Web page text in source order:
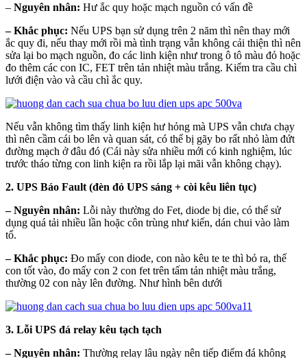
– Nguyên nhân: Hư ắc quy hoặc mạch nguồn có vấn đề
– Khắc phục: Nếu UPS bạn sử dụng trên 2 năm thì nên thay mới
ắc quy đi, nếu thay mới rồi mà tình trạng vẫn không cải thiện thì nên
sửa lại bo mạch nguồn, đo các linh kiện như trong ô tô màu đỏ hoặc
đo thêm các con IC, FET trên tản nhiệt màu trắng. Kiểm tra cầu chì
lưới điện vào và cầu chì ắc quy.
Nếu vẫn không tìm thấy linh kiện hư hỏng mà UPS vẫn chưa chạy
thì nên cầm cái bo lên và quan sát, có thể bị gãy bo rất nhỏ làm đứt
đường mạch ở đâu đó (Cái này sửa nhiều mới có kinh nghiệm, lúc
trước tháo từng con linh kiện ra rồi lắp lại mãi vẫn không chạy).
2. UPS Báo Fault (đèn đỏ UPS sáng + còi kêu liên tục)
– Nguyên nhân: Lỗi này thường do Fet, diode bị die, có thể sử
dụng quá tải nhiều lần hoặc côn trùng như kiến, dán chui vào làm
tổ.
– Khắc phục: Đo mấy con diode, con nào kêu te te thì bỏ ra, thế
con tốt vào, đo mấy con 2 con fet trên tấm tản nhiệt màu trắng,
thường 02 con này lên đường. Như hình bên dưới
3. Lỗi UPS đá relay kêu tạch tạch
– Nguyên nhân: Thường relay lâu ngày nên tiếp điểm đá không